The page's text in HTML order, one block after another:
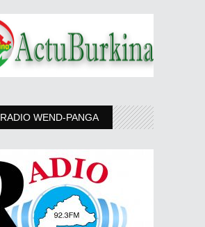
RADIO WEND-PANGA